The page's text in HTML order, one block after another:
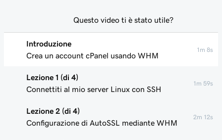
Introduzione
Crea un account cPanel usando WHM
1m 8s
Lezione 1 (di 4)
Connettiti al mio server Linux con SSH
1m 59s
Lezione 2 (di 4)
Configurazione di AutoSSL mediante WHM
2m 12s
Questo video ti è stato utile?